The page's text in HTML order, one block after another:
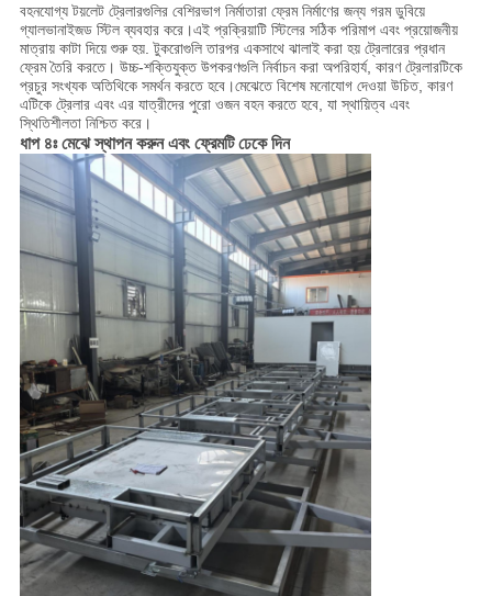
বহনযোগ্য টয়লেট ট্রেলারগুলির বেশিরভাগ নির্মাতারা ফ্রেম নির্মাণের জন্য গরম ডুবিয়ে
গ্যালভানাইজড স্টিল ব্যবহার করে।এই প্রক্রিয়াটি স্টিলের সঠিক পরিমাপ এবং প্রয়োজনীয়
মাত্রায় কাটা দিয়ে শুরু হয়. টুকরোগুলি তারপর একসাথে ঝালাই করা হয় ট্রেলারের প্রধান
ফ্রেম তৈরি করতে। উচ্চ-শক্তিযুক্ত উপকরণগুলি নির্বাচন করা অপরিহার্য, কারণ ট্রেলারটিকে
প্রচুর সংখ্যক অতিথিকে সমর্থন করতে হবে।মেঝেতে বিশেষ মনোযোগ দেওয়া উচিত, কারণ
এটিকে ট্রেলার এবং এর যাত্রীদের পুরো ওজন বহন করতে হবে, যা স্থায়িত্ব এবং
স্থিতিশীলতা নিশ্চিত করে।
ধাপ ৪ঃ মেঝে স্থাপন করুন এবং ফ্রেমটি ঢেকে দিন